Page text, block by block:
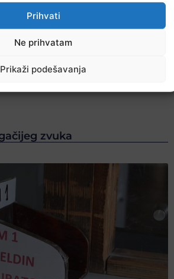
Prihvati
Ne prihvatam
Prikaži podešavanja
zvuka